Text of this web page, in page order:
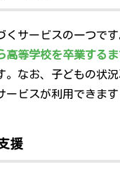
くサービスの一つです
高等学校を卒業する
。なお、子どもの状
ービスが利用できます
援